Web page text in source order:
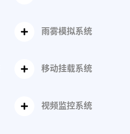
雨雾模拟系统
移动挂载系统
视频监控系统